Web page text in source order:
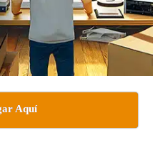
Aquí